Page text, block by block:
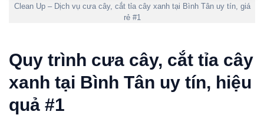
Clean Up – Dịch vụ cưa cây, cắt tỉa cây xanh tại Bình Tân uy tín, giá
rẻ #1
Quy trình cưa cây, cắt tỉa cây
xanh tại Bình Tân uy tín, hiệu
quả #1